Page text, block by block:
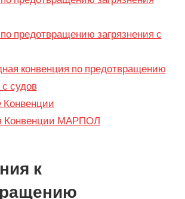
предотвращению загрязнения с
конвенция по предотвращению
с судов
Конвенции МАРПОЛ
к